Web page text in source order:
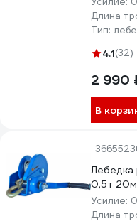
Длина
Тип:
4.1(32)
2 990
В
Лебедка
0,5т 20м
Усилие:
Длина